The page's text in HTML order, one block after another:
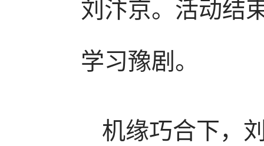
刘汴京。活动结
学习豫剧。
机缘巧合下，